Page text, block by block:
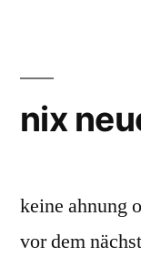
nix
keine ahnung
vor dem